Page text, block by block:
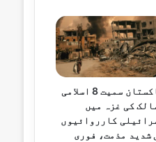
پاکستان سمیت 8 اسلامی
کی غزہ میں
کارروائیوں
شدید مذمت، فوری